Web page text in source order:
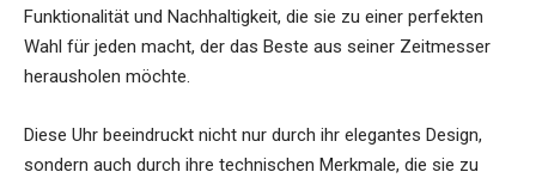
Funktionalität und Nachhaltigkeit, die sie zu einer perfekten
Wahl für jeden macht, der das Beste aus seiner Zeitmesser
herausholen möchte.
Diese Uhr beeindruckt nicht nur durch ihr elegantes Design,
sondern auch durch ihre technischen Merkmale, die sie zu